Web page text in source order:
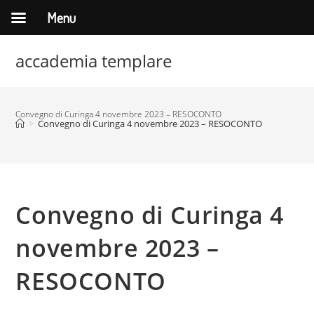
accademia templare
Convegno di Curinga 4 novembre 2023 – RESOCONTO
> Convegno di Curinga 4 novembre 2023 – RESOCONTO
Convegno di Curinga 4
novembre 2023 –
RESOCONTO
Menu